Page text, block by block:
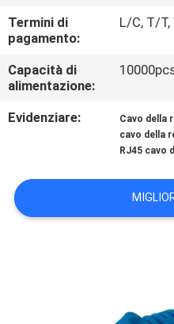
MAPPA
DEL
SITO
POLICY
Termini di
pagamento:
L/C, T/
Capacità di
alimentazione:
Evidenziare: Cavo della
cavo della
RJ45 cavo